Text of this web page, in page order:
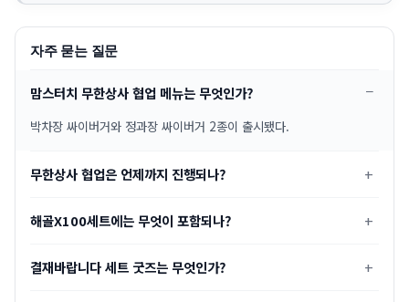
자주 묻는 질문
맘스터치 무한상사 협업 메뉴는 무엇인가?
박차장 싸이버거와 정과장 싸이버거 2종이 출시됐다.
무한상사 협업은 언제까지 진행되나?
해골X100세트에는 무엇이 포함되나?
결재바랍니다 세트 굿즈는 무엇인가?